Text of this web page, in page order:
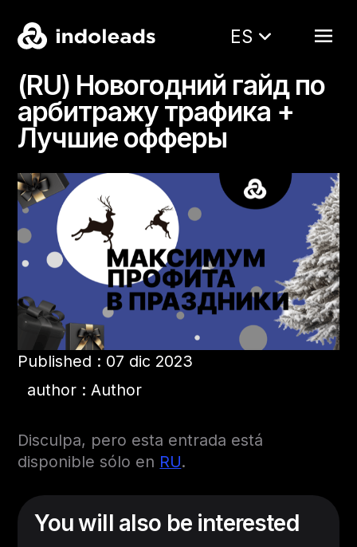
ES
(RU) Новогодний гайд по
арбитражу трафика +
Лучшие офферы
Published : 07 dic 2023
author : Author
Disculpa, pero esta entrada está
disponible sólo en RU.
You will also be interested